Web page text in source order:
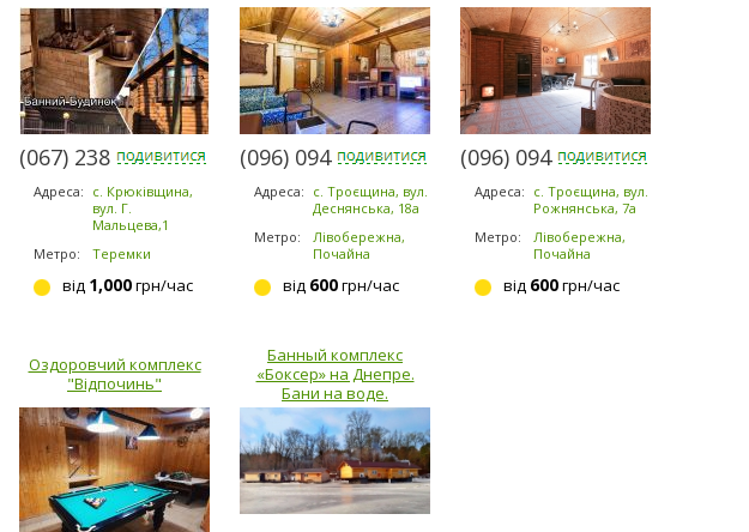
(067) 238-8080
Адреса: с. Крюківщина,
вул. Г.
Мальцева,1
Метро:
Теремки
від 1,000грн/час
(096) 094-5294
Адреса: с. Троєщина, вул.
Деснянська, 18а
Метро:
Лівобережна,
Почайна
від 600грн/час
(096) 094-5294
Адреса: с. Троєщина, вул.
Рожнянська, 7а
Метро:
Лівобережна,
Почайна
від 600грн/час
Оздоровчий комплекс
"Відпочинь"
Банный комплекс
«Боксер» на Днепре.
Бани на воде.